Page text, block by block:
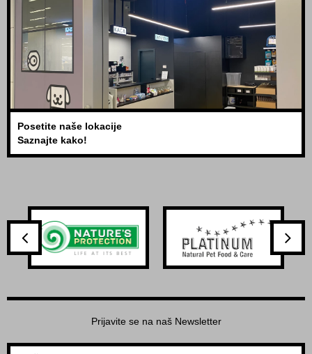
Posetite naše lokacije
Saznajte kako!
Prijavite se na naš Newsletter